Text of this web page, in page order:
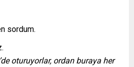
sordum.
oturuyorlar, ordan buraya her